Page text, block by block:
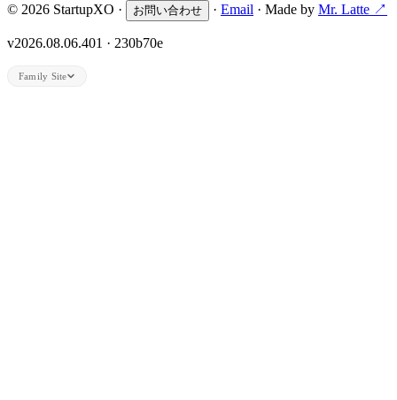
© 2026 StartupXO · お問い合わせ · Email · Made by Mr. Latte ↗
v2026.08.06.401 · 230b70e
Family Site